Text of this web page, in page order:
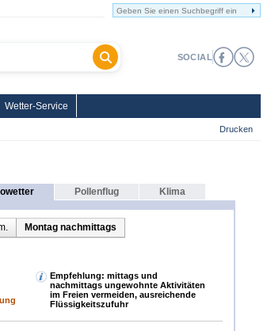
SOCIAL
Wetter-Service
Drucken
Pollenflug Klima
Montag nachmittags
Empfehlung: mittags und
nachmittags ungewohnte Aktivitäten
im Freien vermeiden, ausreichende
Flüssigkeitszufuhr